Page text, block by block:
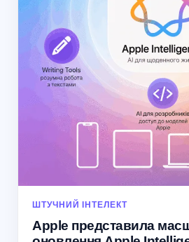
ШТУЧНИЙ ІНТЕЛЕКТ
Apple представила